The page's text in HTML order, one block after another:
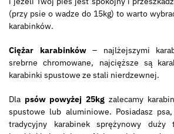
(przy psie o wadze do 15kg) to warto
karabinków.
Ciężar karabinków– najlżejszymi
srebrne chromowane, najcięższe są
karabinki spustowe ze stali nierdzewnej.
Dla psów powyżej 25kg zalecamy
spustowe lub aluminiowe. Posiadasz
tradycyjny karabinek sprężynowy duży